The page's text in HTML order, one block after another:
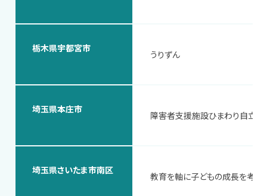
栃木県宇都宮市
うりずん
埼玉県本庄市
障害者支援施設ひまわり自立支
埼玉県さいたま市南区
教育を軸に子どもの成長を考え